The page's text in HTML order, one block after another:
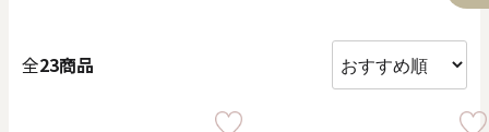
カテゴリから探す
全23商品